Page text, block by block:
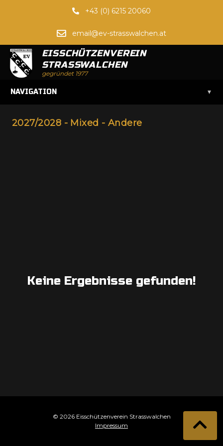
+43 (0) 6215 20060
email@ev-strasswalchen.at
EISSCHÜTZENVEREIN
STRASSWALCHEN
gegründet 1977
NAVIGATION ▾
2027/2028 - Mixed - Andere
Keine Ergebnisse gefunden!
© 2026 Eisschützenverein Strasswalchen
Impressum